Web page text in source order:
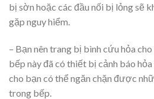
bị sờn hoặc các đầu nối bị lỏng sẽ
gặp nguy hiểm.
– Bạn nên trang bị bình cứu hỏa
bếp này đã có thiết bị cảnh báo
cho bạn có thể ngăn chặn được
trong bếp.